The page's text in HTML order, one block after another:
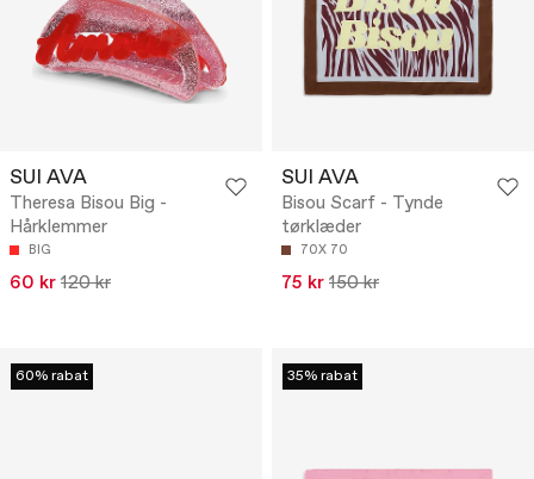
SUI AVA
Theresa Bisou Big -
Hårklemmer
BIG
60 kr 120 kr
SUI AVA
Bisou Scarf - Tynde
tørklæder
70X 70
75 kr 150 kr
60% rabat 35% rabat